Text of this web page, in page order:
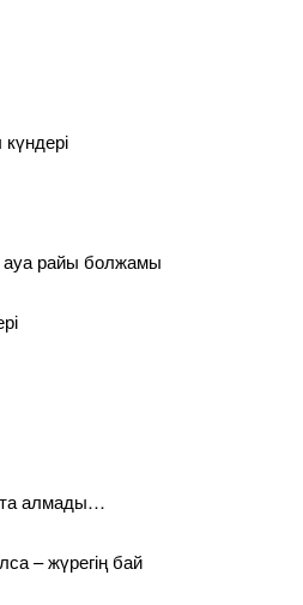
ауа райы болжамы
алмады…
– жүрегің бай